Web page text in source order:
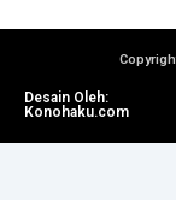
Desain Oleh:
Konohaku.com